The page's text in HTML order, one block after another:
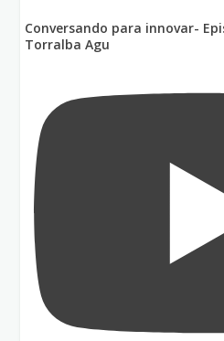
Conversando para innovar-
Torralba Agu